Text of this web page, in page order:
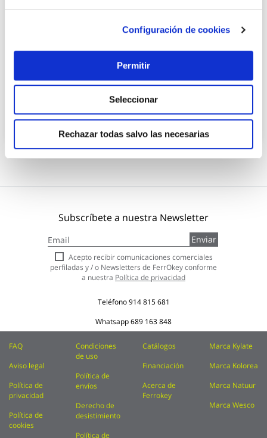
Configuración de cookies
Permitir
Seleccionar
Rechazar todas salvo las necesarias
Flexometro abs/caucho con freno 5 m x 25 mm ironside
6,95 €
Añadir al carrito
Subscríbete a nuestra Newsletter
a
nuestro
boletín
de
Enviar
Acepto recibir comunicaciones comerciales
perfiladas y / o Newsletters de FerrOkey conforme
a nuestra Política de privacidad
Teléfono914 815 681
Whatsapp689 163 848
FAQ
Aviso legal
Política de
privacidad
Política de
cookies
Condiciones
de uso
Política de
envíos
Derecho de
desistimiento
Política de
Catálogos
Financiación
Acerca de
Ferrokey
Marca Kylate
Marca Kolorea
Marca Natuur
Marca Wesco